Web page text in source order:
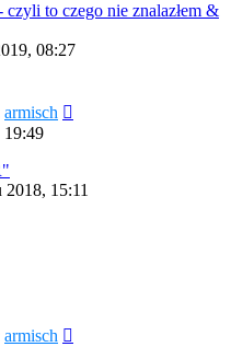
to czego nie znalazłem &
08:27
armisch
19:49
2018, 15:11
armisch